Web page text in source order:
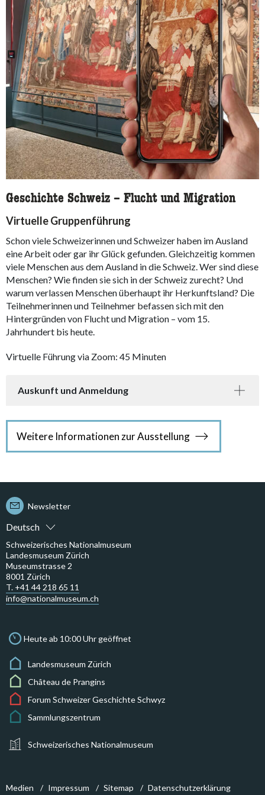
Geschichte Schweiz – Flucht und Migration
Virtuelle Gruppenführung
Schon viele Schweizerinnen und Schweizer haben im Ausland
eine Arbeit oder gar ihr Glück gefunden. Gleichzeitig kommen
viele Menschen aus dem Ausland in die Schweiz. Wer sind diese
Menschen? Wie finden sie sich in der Schweiz zurecht? Und
warum verlassen Menschen überhaupt ihr Herkunftsland? Die
Teilnehmerinnen und Teilnehmer befassen sich mit den
Hintergründen von Flucht und Migration – vom 15.
Jahrhundert bis heute.
Virtuelle Führung via Zoom: 45 Minuten
Auskunft und Anmeldung
Weitere Informationen zur Ausstellung
Deutsch
Newsletter
Schweizerisches Nationalmuseum
Landesmuseum Zürich
Museumstrasse 2
8001 Zürich
T. +41 44 218 65 11
info@nationalmuseum.ch
Heute ab 10:00 Uhr geöffnet
Landesmuseum Zürich
Château de Prangins
Forum Schweizer Geschichte Schwyz
Sammlungszentrum
Schweizerisches Nationalmuseum
Medien Impressum Sitemap Datenschutzerklärung